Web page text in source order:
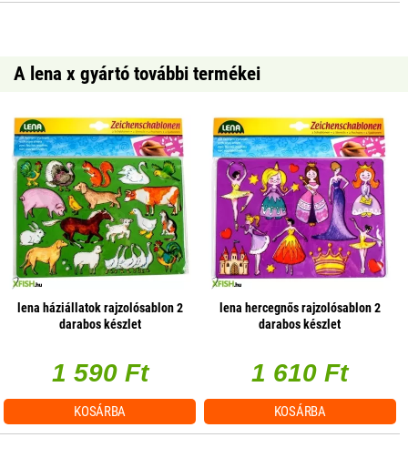
A lena x gyártó további termékei
lena háziállatok rajzolósablon 2
darabos készlet
1 590 Ft
KOSÁRBA
lena hercegnős rajzolósablon 2
darabos készlet
1 610 Ft
KOSÁRBA